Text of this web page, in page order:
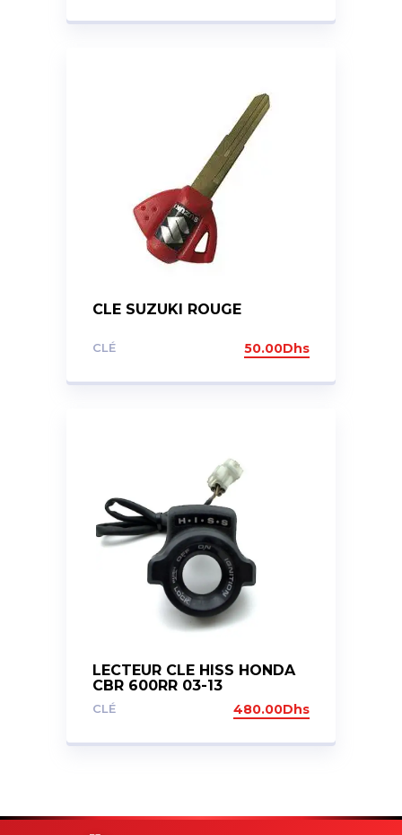
CLE SUZUKI ROUGE
CLÉ 50.00Dhs
LECTEUR CLE HISS HONDA
CBR 600RR 03-13
CLÉ 480.00Dhs